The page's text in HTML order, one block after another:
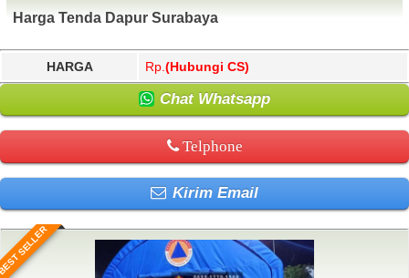
Harga Tenda Dapur Surabaya
HARGA Rp. (Hubungi CS)
Chat Whatsapp
Telphone
Kirim Email
SELLER